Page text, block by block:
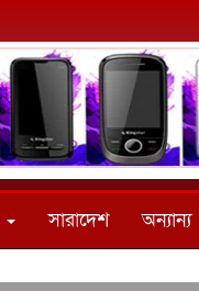
সারাদেশ অন্যান্য